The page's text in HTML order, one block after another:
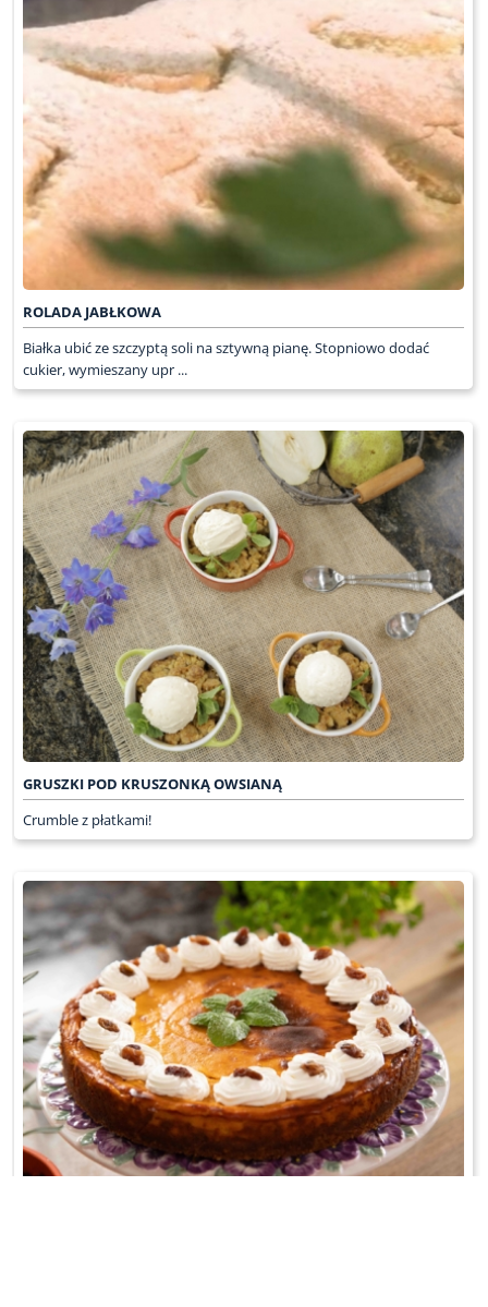
ROLADA JABŁKOWA
Białka ubić ze szczyptą soli na sztywną pianę. Stopniowo dodać
cukier, wymieszany upr ...
GRUSZKI POD KRUSZONKĄ OWSIANĄ
Crumble z płatkami!